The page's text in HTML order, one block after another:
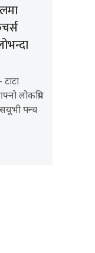
लोकप्रिय
पन्च